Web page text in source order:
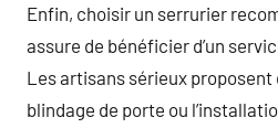
Enfin, choisir un serrurier
assure de bénéficier d’un
Les artisans sérieux
blindage de porte ou